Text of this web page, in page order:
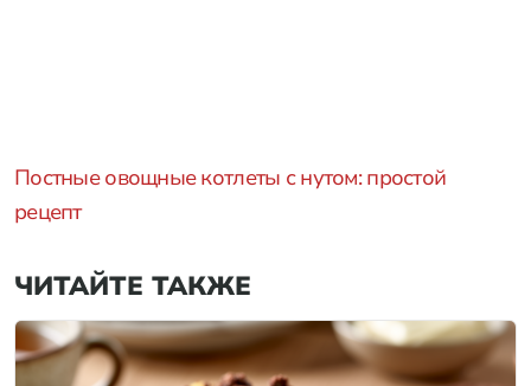
Постные овощные котлеты с нутом: простой
рецепт
ЧИТАЙТЕ ТАКЖЕ